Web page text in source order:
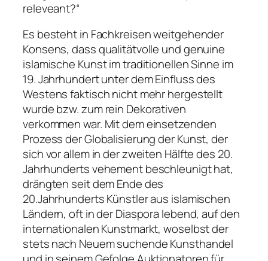
releveant?“
Es besteht in Fachkreisen weitgehender
Konsens, dass qualitätvolle und genuine
islamische Kunst im traditionellen Sinne im
19. Jahrhundert unter dem Einfluss des
Westens faktisch nicht mehr hergestellt
wurde bzw. zum rein Dekorativen
verkommen war. Mit dem einsetzenden
Prozess der Globalisierung der Kunst, der
sich vor allem in der zweiten Hälfte des 20.
Jahrhunderts vehement beschleunigt hat,
drängten seit dem Ende des
20.Jahrhunderts Künstler aus islamischen
Ländern, oft in der Diaspora lebend, auf den
internationalen Kunstmarkt, woselbst der
stets nach Neuem suchende Kunsthandel